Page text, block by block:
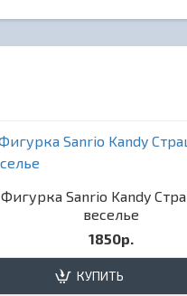
Фигурка Sanrio Kandy
веселье
1850р.
КУПИТЬ